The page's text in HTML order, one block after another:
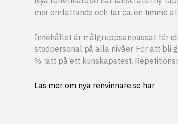
mer omfattande och tar ca. en timme
Innehållet är målgruppsanpassat för
stödpersonal på alla nivåer. För att bli
% rätt på ett kunskapstest.
Läs mer om nya renvinnare.se här